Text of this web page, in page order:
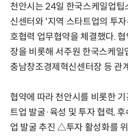
천안시는 24일 한국스케일업
신센터와 '지역 스타트업의 투
호협력 업무협약을 체결했다.
장을 비롯해 서주원 한국스케
충남창조경제혁신센터장 등 관
협약에 따라 천안시를 비롯한
트업 발굴·육성 및 투자 협력,
업 발굴 추진 △투자 활성화를